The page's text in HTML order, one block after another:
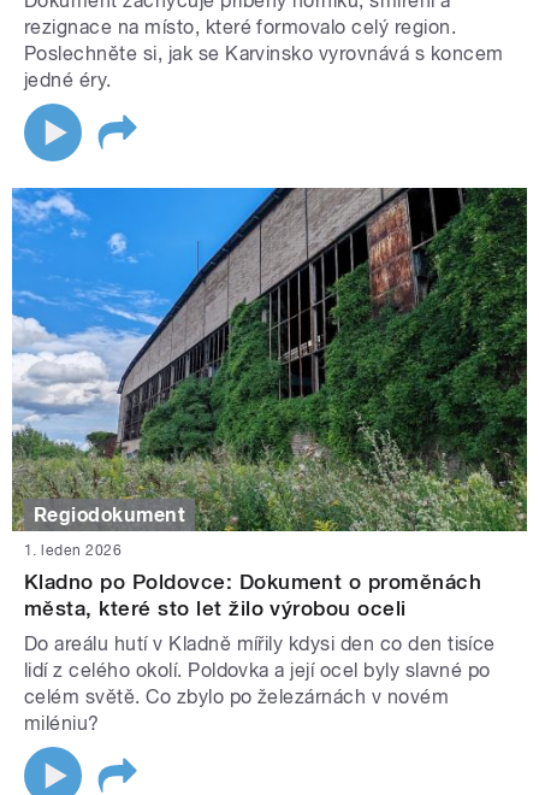
rezignace na místo, které formovalo celý region.
Poslechněte si, jak se Karvinsko vyrovnává s koncem
jedné éry.
Regiodokument
1. leden 2026
Kladno po Poldovce: Dokument o proměnách
města, které sto let žilo výrobou oceli
Do areálu hutí v Kladně mířily kdysi den co den tisíce
lidí z celého okolí. Poldovka a její ocel byly slavné po
celém světě. Co zbylo po železárnách v novém
miléniu?